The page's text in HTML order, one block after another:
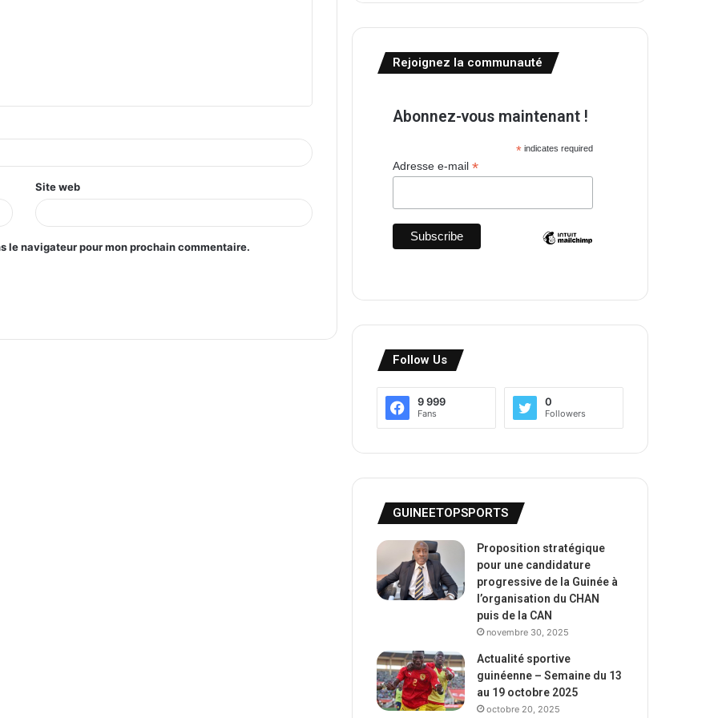
Site web
le navigateur pour mon prochain commentaire.
Rejoignez la communauté
Abonnez-vous maintenant !
*indicates required
Adresse e-mail*
Follow Us
9 999
Fans
0
Followers
GUINEETOPSPORTS
Proposition stratégique
pour une candidature
progressive de la Guinée à
l’organisation du CHAN
puis de la CAN
novembre 30, 2025
Actualité sportive
guinéenne – Semaine du 13
au 19 octobre 2025
octobre 20, 2025